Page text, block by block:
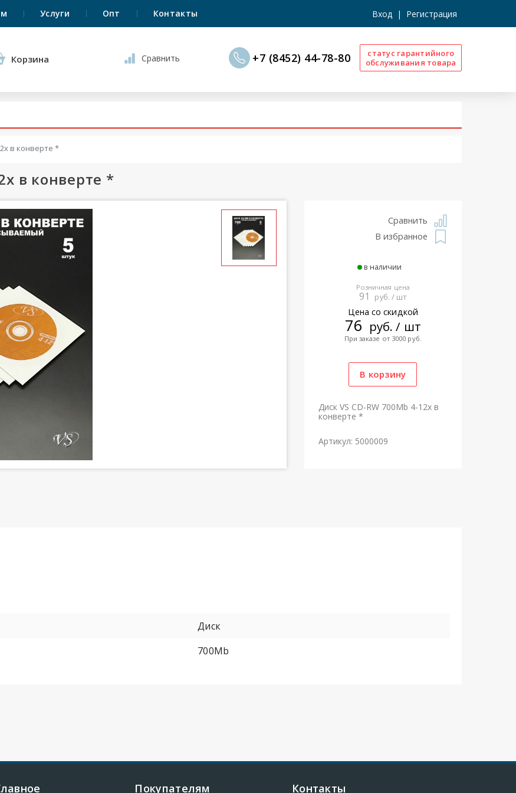
Услуги Опт Контакты Вход | Регистрация
Корзина Сравнить +7 (8452) 44-78-80
статус гарантийного
обслуживания товара
в конверте *
в конверте *
Сравнить
В избранное
в наличии
Розничная цена
91 руб. / шт
Цена со скидкой
76 руб. / шт
При заказе от 3000 руб.
Диск VS CD-RW 700Mb 4-12x в
конверте *
Артикул: 5000009
Диск
700Mb
Покупателям Контакты